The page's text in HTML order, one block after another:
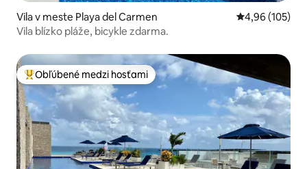
Vila v meste Playa del Carmen Priemerné
4,96 (105)
Vila blízko pláže, bicykle zdarma.
Najobľúbenejšie medzi hosťami
Obľúbené medzi hosťami